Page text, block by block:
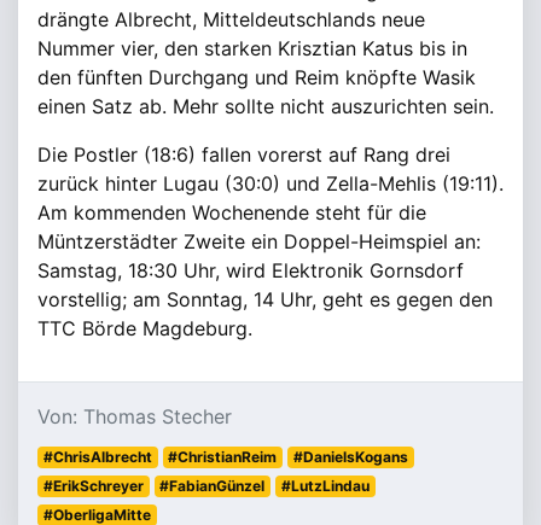
drängte Albrecht, Mitteldeutschlands neue
Nummer vier, den starken Krisztian Katus bis in
den fünften Durchgang und Reim knöpfte Wasik
einen Satz ab. Mehr sollte nicht auszurichten sein.
Die Postler (18:6) fallen vorerst auf Rang drei
zurück hinter Lugau (30:0) und Zella-Mehlis (19:11).
Am kommenden Wochenende steht für die
Müntzerstädter Zweite ein Doppel-Heimspiel an:
Samstag, 18:30 Uhr, wird Elektronik Gornsdorf
vorstellig; am Sonntag, 14 Uhr, geht es gegen den
TTC Börde Magdeburg.
Von: Thomas Stecher
#ChrisAlbrecht #ChristianReim
#DanielsKogans
#ErikSchreyer
#FabianGünzel
#LutzLindau
#OberligaMitte